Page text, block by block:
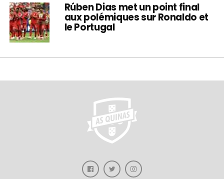
Rúben Dias met un point final
aux polémiques sur Ronaldo et
le Portugal